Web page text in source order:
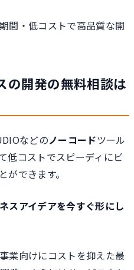
間・低コストで高品質な開
の開発の無料相談は
などのノーコードツール
低コストでスピーディにビ
ができます。
スアイデアを今すぐ形にし
業向けにコストを抑えた最